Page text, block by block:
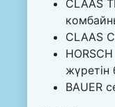
CLAAS
CLAAS
жүретін
BAUER